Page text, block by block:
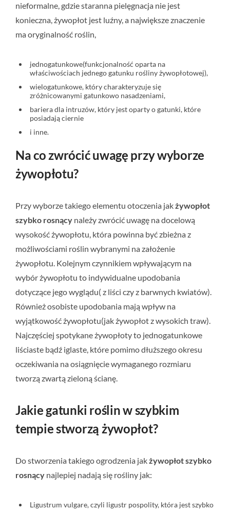
nieformalne, gdzie staranna pielęgnacja nie jest
konieczna, żywopłot jest luźny, a największe znaczenie
ma oryginalność roślin,
jednogatunkowe(funkcjonalność oparta na
właściwościach jednego gatunku rośliny żywopłotowej),
wielogatunkowe, który charakteryzuje się
zróżnicowanymi gatunkowo nasadzeniami,
bariera dla intruzów, który jest oparty o gatunki, które
posiadają ciernie
i inne.
Na co zwrócić uwagę przy wyborze
żywopłotu?
Przy wyborze takiego elementu otoczenia jakżywopłot
szybko rosnący należy zwrócić uwagę na docelową
wysokość żywopłotu, która powinna być zbieżna z
możliwościami roślin wybranymi na założenie
żywopłotu. Kolejnym czynnikiem wpływającym na
wybór żywopłotu to indywidualne upodobania
dotyczące jego wyglądu( z liści czy z barwnych kwiatów).
Również osobiste upodobania mają wpływ na
wyjątkowość żywopłotu(jak żywopłot z wysokich traw).
Najczęściej spotykane żywopłoty to jednogatunkowe
liściaste bądź iglaste, które pomimo dłuższego okresu
oczekiwania na osiągnięcie wymaganego rozmiaru
tworzą zwartą zieloną ścianę.
Jakie gatunki roślin w szybkim
tempie stworzą żywopłot?
Do stworzenia takiego ogrodzenia jakżywopłot szybko
rosnący najlepiej nadają się rośliny jak:
Ligustrum vulgare, czyli ligustr pospolity, która jest szybko